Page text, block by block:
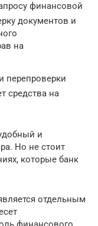
финансовой
документов и
на
перепроверки
средства на
и
Но не стоит
которые банк
отдельным